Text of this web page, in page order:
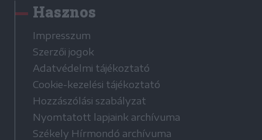
Hasznos
Impresszum
Szerzői jogok
Adatvédelmi tájékoztató
Cookie-kezelési tájékoztató
Hozzászólási szabályzat
Nyomtatott lapjaink archívuma
Székely Hírmondó archívuma